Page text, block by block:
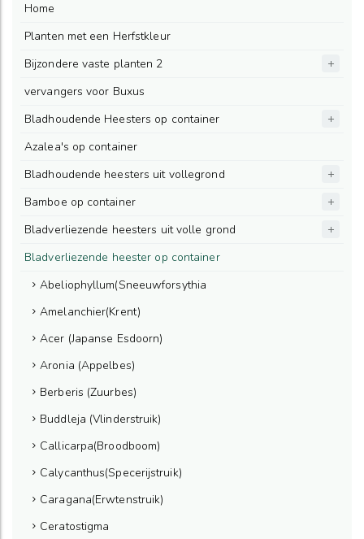
Home
Planten met een Herfstkleur
Bijzondere vaste planten 2
vervangers voor Buxus
Bladhoudende Heesters op container
Azalea's op container
Bladhoudende heesters uit vollegrond
Bamboe op container
Bladverliezende heesters uit volle grond
Bladverliezende heester op container
Abeliophyllum(Sneeuwforsythia
Amelanchier(Krent)
Acer (Japanse Esdoorn)
Aronia (Appelbes)
Berberis (Zuurbes)
Buddleja (Vlinderstruik)
Callicarpa(Broodboom)
Calycanthus(Specerijstruik)
Caragana(Erwtenstruik)
Ceratostigma